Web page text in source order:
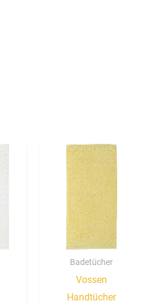
Badetücher
Vossen
Handtücher